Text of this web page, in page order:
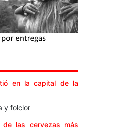
en la capital de la
y folclor
las cervezas más